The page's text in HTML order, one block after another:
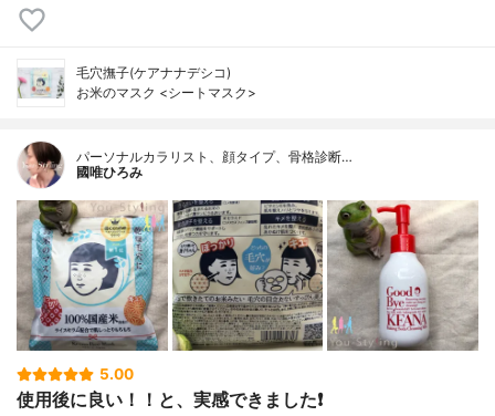
毛穴撫子(ケアナナデシコ)
お米のマスク <シートマスク>
パーソナルカラリスト、顔タイプ、骨格診断…
國唯ひろみ
5.00
使用後に良い！！と、実感できました❗